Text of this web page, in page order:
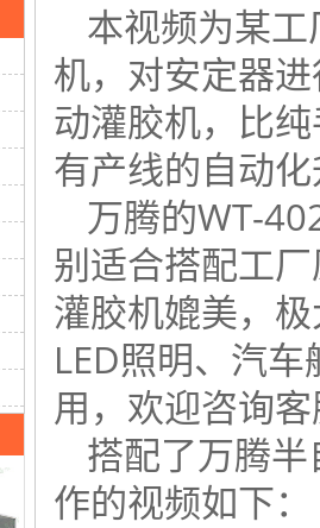
本视频为某
机，对安定器
动灌胶机，比
有产线的自动
万腾的WT-
别适合搭配工
灌胶机媲美，
LED照明、汽
用，欢迎咨询
搭配了万腾
作的视频如下：